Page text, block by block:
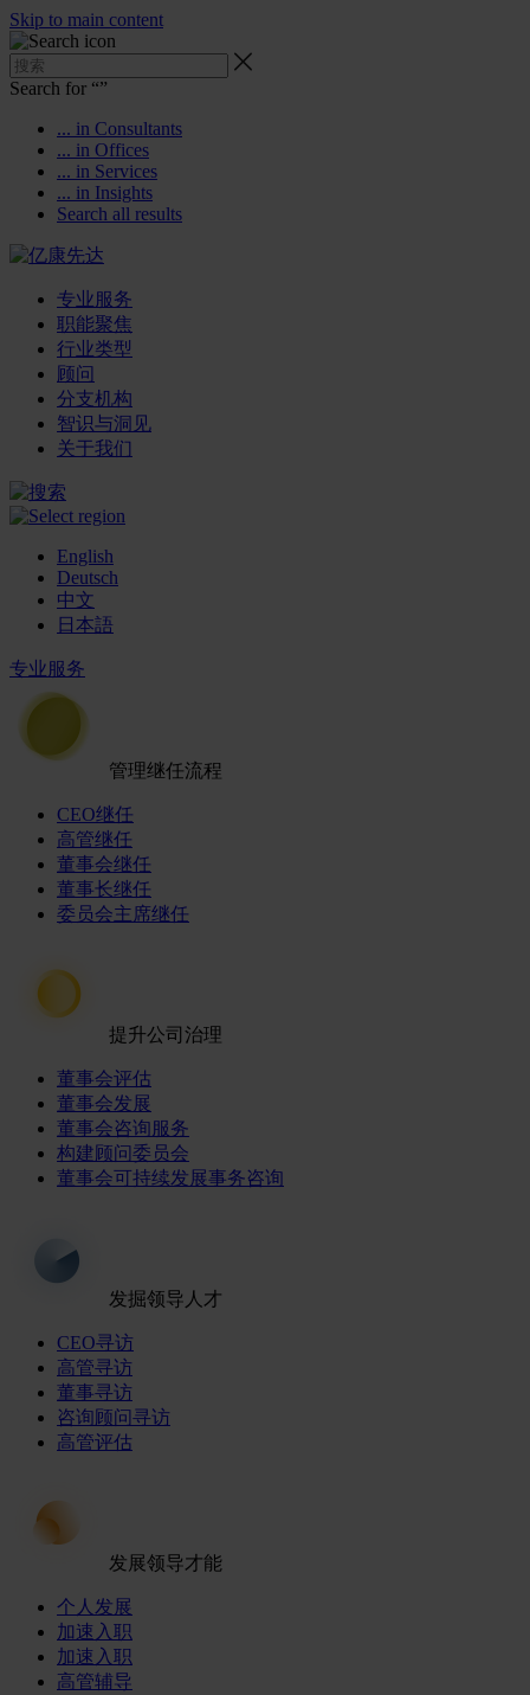
Skip to main content
Search for “”
... in Consultants
... in Offices
... in Services
... in Insights
Search all results
专业服务
职能聚焦
行业类型
顾问
分支机构
智识与洞见
关于我们
English
Deutsch
中文
日本語
专业服务
管理继任流程
CEO继任
高管继任
董事会继任
董事长继任
委员会主席继任
提升公司治理
董事会评估
董事会发展
董事会咨询服务
构建顾问委员会
董事会可持续发展事务咨询
发掘领导人才
CEO寻访
高管寻访
董事寻访
咨询顾问寻访
高管评估
发展领导才能
个人发展
加速入职
加速入职
高管辅导